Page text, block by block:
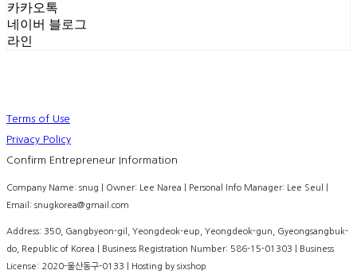
카카오톡
네이버 블로그
라인
Terms of Use
Privacy Policy
Confirm Entrepreneur Information
Company Name: snug | Owner: Lee Narea | Personal Info Manager: Lee Seul |
Email: snugkorea@gmail.com
Address: 350, Gangbyeon-gil, Yeongdeok-eup, Yeongdeok-gun, Gyeongsangbuk-
do, Republic of Korea | Business Registration Number: 586-15-01303 | Business
License: 2020-울산동구-0133 | Hosting by sixshop